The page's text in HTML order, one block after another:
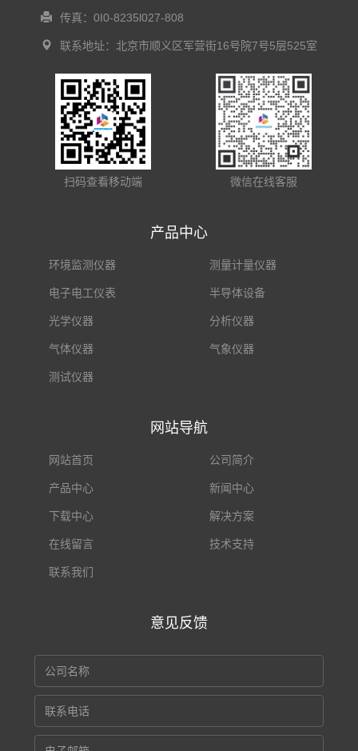
传真：0I0-8235l027-808
联系地址：北京市顺义区军营街16号院7号5层525室
扫码查看移动端 微信在线客服
产品中心
环境监测仪器 测量计量仪器
电子电工仪表 半导体设备
光学仪器 分析仪器
气体仪器 气象仪器
测试仪器
网站导航
网站首页 公司简介
产品中心 新闻中心
下载中心 解决方案
在线留言 技术支持
联系我们
意见反馈